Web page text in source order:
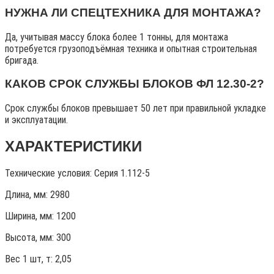
НУЖНА ЛИ СПЕЦТЕХНИКА ДЛЯ МОНТАЖА?
Да, учитывая массу блока более 1 тонны, для монтажа
потребуется грузоподъёмная техника и опытная строительная
бригада.
КАКОВ СРОК СЛУЖБЫ БЛОКОВ ФЛ 12.30-2?
Срок службы блоков превышает 50 лет при правильной укладке
и эксплуатации.
ХАРАКТЕРИСТИКИ
Технические условия: Серия 1.112-5
Длина, мм: 2980
Ширина, мм: 1200
Высота, мм: 300
Вес 1 шт, т: 2,05